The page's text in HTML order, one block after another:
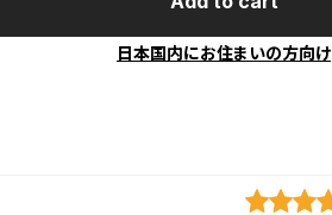
日本国内にお住まいの方向け